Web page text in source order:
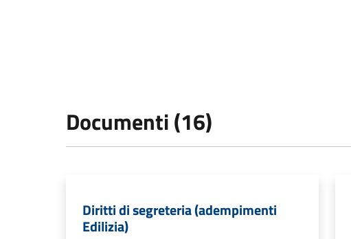
Documenti (16)
Diritti di segreteria (adempimenti
Edilizia)